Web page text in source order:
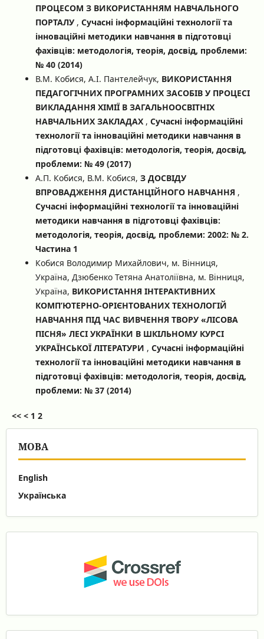
ПРОЦЕСОМ З ВИКОРИСТАННЯМ НАВЧАЛЬНОГО
ПОРТАЛУ , Сучасні інформаційні технології та
інноваційні методики навчання в підготовці
фахівців: методологія, теорія, досвід, проблеми:
№ 40 (2014)
В.М. Кобися, А.І. Пантелейчук, ВИКОРИСТАННЯ
ПЕДАГОГІЧНИХ ПРОГРАМНИХ ЗАСОБІВ У ПРОЦЕСІ
ВИКЛАДАННЯ ХІМІЇ В ЗАГАЛЬНООСВІТНІХ
НАВЧАЛЬНИХ ЗАКЛАДАХ , Сучасні інформаційні
технології та інноваційні методики навчання в
підготовці фахівців: методологія, теорія, досвід,
проблеми: № 49 (2017)
А.П. Кобися, В.М. Кобися, З ДОСВІДУ
ВПРОВАДЖЕННЯ ДИСТАНЦІЙНОГО НАВЧАННЯ ,
Сучасні інформаційні технології та інноваційні
методики навчання в підготовці фахівців:
методологія, теорія, досвід, проблеми: 2002: № 2.
Частина 1
Кобися Володимир Михайлович, м. Вінниця,
Україна, Дзюбенко Тетяна Анатоліївна, м. Вінниця,
Україна, ВИКОРИСТАННЯ ІНТЕРАКТИВНИХ
КОМП’ЮТЕРНО-ОРІЄНТОВАНИХ ТЕХНОЛОГІЙ
НАВЧАННЯ ПІД ЧАС ВИВЧЕННЯ ТВОРУ «ЛІСОВА
ПІСНЯ» ЛЕСІ УКРАЇНКИ В ШКІЛЬНОМУ КУРСІ
УКРАЇНСЬКОЇ ЛІТЕРАТУРИ , Сучасні інформаційні
технології та інноваційні методики навчання в
підготовці фахівців: методологія, теорія, досвід,
проблеми: № 37 (2014)
<< < 1 2
МОВА
English
Українська